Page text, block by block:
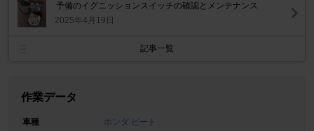
予備のイグニッションスイッチの確認とメンテナンス
2025年4月19日
記事一覧
作業データ
車種
ホンダ ビート